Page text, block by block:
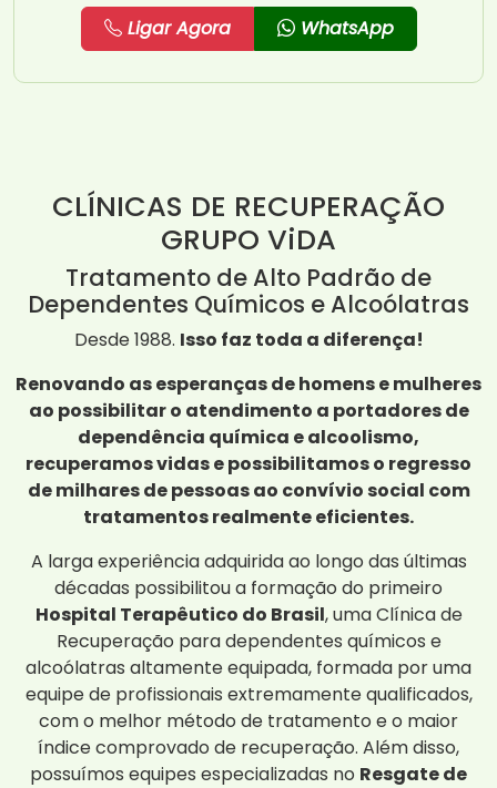
Ligar Agora WhatsApp
CLÍNICAS DE RECUPERAÇÃO
GRUPO ViDA
Tratamento de Alto Padrão de
Dependentes Químicos e Alcoólatras
Desde 1988. Isso faz toda a diferença!
Renovando as esperanças de homens e mulheres
ao possibilitar o atendimento a portadores de
dependência química e alcoolismo,
recuperamos vidas e possibilitamos o regresso
de milhares de pessoas ao convívio social com
tratamentos realmente eficientes.
A larga experiência adquirida ao longo das últimas
décadas possibilitou a formação do primeiro
Hospital Terapêutico do Brasil, uma Clínica de
Recuperação para dependentes químicos e
alcoólatras altamente equipada, formada por uma
equipe de profissionais extremamente qualificados,
com o melhor método de tratamento e o maior
índice comprovado de recuperação. Além disso,
possuímos equipes especializadas no Resgate de